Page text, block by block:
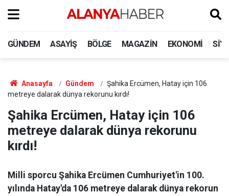
GÜNDEM ASAYIŞ BÖLGE MAGAZIN EKONOMI
Anasayfa Gündem
Şahika Ercümen, Hatay için 106
metreye dalarak dünya rekorunu kırdı!
Şahika Ercümen, Hatay için 106
metreye dalarak dünya rekorunu
kırdı!
Milli sporcu Şahika Ercümen Cumhuriyet'in 100.
yılında Hatay'da 106 metreye dalarak dünya rekorun